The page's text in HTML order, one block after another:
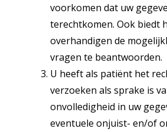
voorkomen dat uw
terechtkomen. Ook biedt
overhandigen de
vragen te beantwoorden.
U heeft als patiënt het
verzoeken als sprake is
onvolledigheid in uw
eventuele onjuist- en/of